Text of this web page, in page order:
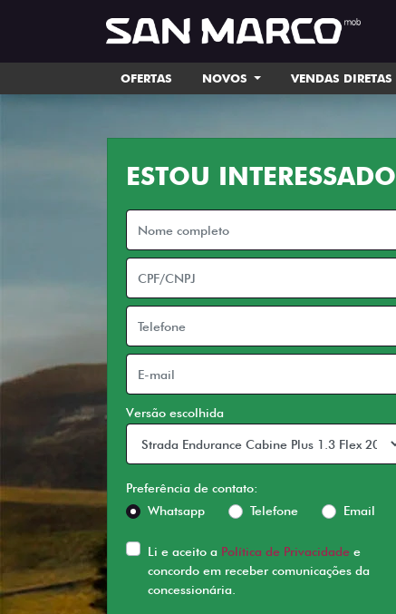
OFERTAS NOVOS VENDAS DIRETAS
ESTOU INTERESSADO
Versão escolhida
Preferência de contato:
Whatsapp
Telefone Email
Li e aceito a Política de Privacidade e
concordo em receber comunicações da
concessionária.